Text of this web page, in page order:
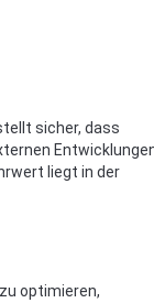
sicher, dass
liegt in der
optimieren,